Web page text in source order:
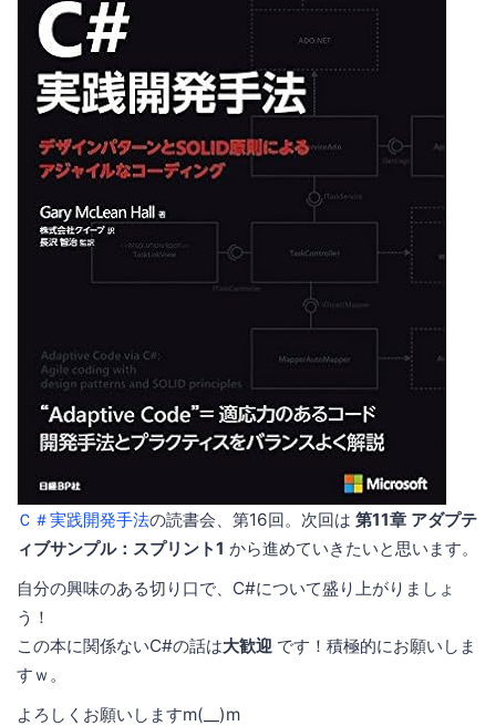
Ｃ＃実践開発手法の読書会、第16回。次回は 第11章 アダプテ
ィブサンプル：スプリント1 から進めていきたいと思います。
自分の興味のある切り口で、C#について盛り上がりましょ
う！
この本に関係ないC#の話は大歓迎 です！積極的にお願いしま
すｗ。
よろしくお願いしますm(__)m